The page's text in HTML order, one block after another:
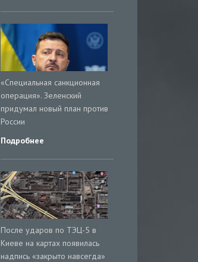
«Специальная санкционная
операция». Зеленский
придумал новый план против
России
Подробнее
После ударов по ТЭЦ-5 в
Киеве на картах появилась
надпись «закрыто навсегда»